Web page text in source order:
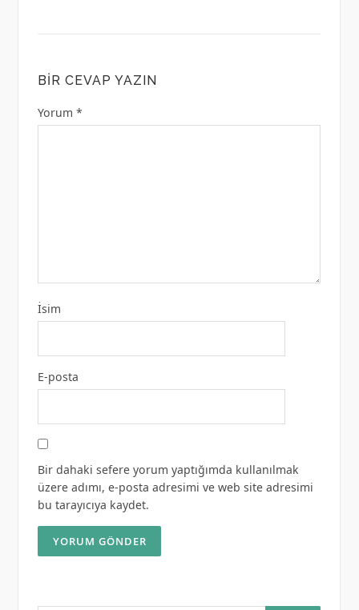
BIR CEVAP YAZIN
Yorum *
İsim
E-posta
Bir dahaki sefere yorum yaptığımda kullanılmak
üzere adımı, e-posta adresimi ve web site adresimi
bu tarayıcıya kaydet.